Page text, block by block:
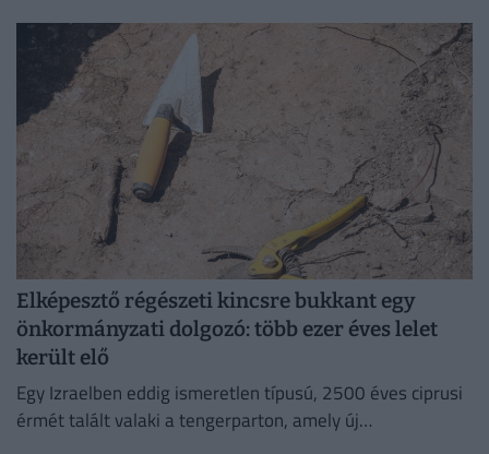
Elképesztő régészeti kincsre bukkant egy
önkormányzati dolgozó: több ezer éves lelet
került elő
Egy Izraelben eddig ismeretlen típusú, 2500 éves ciprusi
érmét talált valaki a tengerparton, amely új